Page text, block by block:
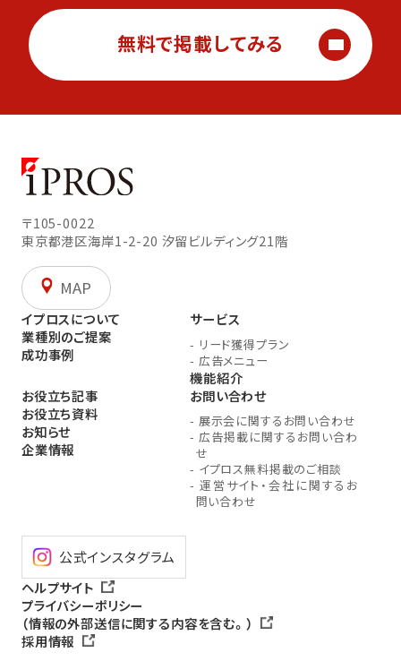
無料で掲載してみる
〒105-0022
東京都港区海岸1-2-20 汐留ビルディング21階
MAP
イプロスについて
業種別のご提案
成功事例
サービス
- リード獲得プラン
- 広告メニュー
機能紹介
お役立ち記事
お役立ち資料
お知らせ
企業情報
お問い合わせ
- 展示会に関するお問い合わせ
- 広告掲載に関するお問い合わ
せ
- イプロス無料掲載のご相談
- 運営サイト・会社に関するお
問い合わせ
公式インスタグラム
ヘルプサイト
プライバシーポリシー
（情報の外部送信に関する内容を含む。）
採用情報